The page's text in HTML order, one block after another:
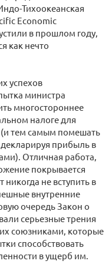
Тихоокеанская
Economic
в прошлом году,
как нечто
успехов
министра
многостороннее
налоге для
тем самым помешать
прибыль в
Отличная работа,
покрывается
не вступить в
внутренние
очередь Закон о
серьезные трения
союзниками, которые
способствовать
в ущерб им.